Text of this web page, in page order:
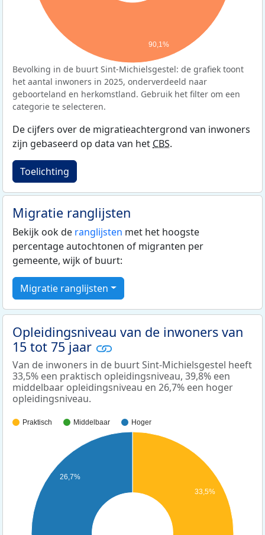
90,1%
Bevolking in de buurt Sint-Michielsgestel: de grafiek toont
het aantal inwoners in 2025, onderverdeeld naar
geboorteland en herkomstland. Gebruik het filter om een
categorie te selecteren.
De cijfers over de migratieachtergrond van inwoners
zijn gebaseerd op data van het CBS.
Toelichting
Migratie ranglijsten
Bekijk ook de ranglijsten met het hoogste
percentage autochtonen of migranten per
gemeente, wijk of buurt:
Migratie ranglijsten
Opleidingsniveau van de inwoners van
15 tot 75 jaar
Van de inwoners in de buurt Sint-Michielsgestel heeft
33,5% een praktisch opleidingsniveau, 39,8% een
middelbaar opleidingsniveau en 26,7% een hoger
opleidingsniveau.
Praktisch Middelbaar Hoger
33,5%
26,7%